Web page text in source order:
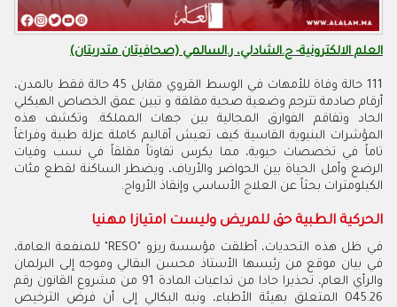
العلم الالكترونية- ح.الشادلي، ر.السالمي (صحافيتان متدربتان)
111 حالة وفاة للأمهات في الوسط القروي مقابل 45 حالة فقط بالمدن،
أرقام صادمة تترجم وضعية صحية مقلقة و تبين عمق الخصاص الهيكلي
الحاد وتفاقم الفوارق المجالية بين جهات المملكة. وتكشف هذه
المؤشرات البنيوية القاسية كيف تعيش أقاليم كاملة عزلة طبية وفراغاً
تاماً في تخصصات حيوية، مما يكرس تفاوتاً مقلقاً في نسب وفيات
الرضع وأمل الحياة بين الحواضر والأرياف، ويضطر الساكنة لقطع مئات
الكيلومترات بحثاً عن العلاج الأساسي وإنقاذ الأرواح.
الحركية الطبية حق للمريض وليست امتيازا مهنيا
في ظل هذه التحديات، أطلقت مؤسسة ريزو "RESO" للمنفعة العامة،
في بيان موقع من رئيسها الأستاذ محسن البقالي وموجه إلى البرلمان
والرأي العام، تحذيرا حادا من تداعيات المادة 91 من مشروع القانون رقم
045.26 المتعلق بهيئة الأطباء، ونبه البكالي إلى أن فرض الترخيص